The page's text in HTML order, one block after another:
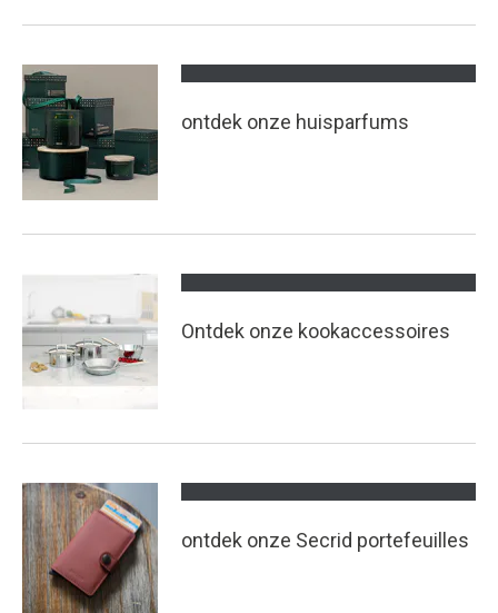
ontdek onze huisparfums
Ontdek onze kookaccessoires
ontdek onze Secrid portefeuilles